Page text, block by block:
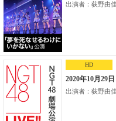
出演者：荻野由
HD
2020年10月29
出演者：荻野由